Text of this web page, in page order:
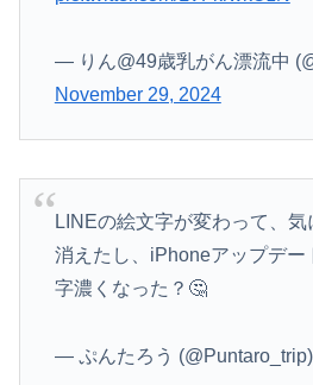
— りん@49歳乳がん漂流中
November 29, 2024
LINEの絵文字が変わって、
消えたし、iPhoneアップデー
字濃くなった？🤔
— ぷんたろう (@Puntaro_trip)